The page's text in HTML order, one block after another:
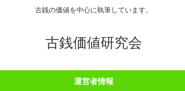
古銭の価値を中心に執筆しています。
古銭価値研究会
運営者情報